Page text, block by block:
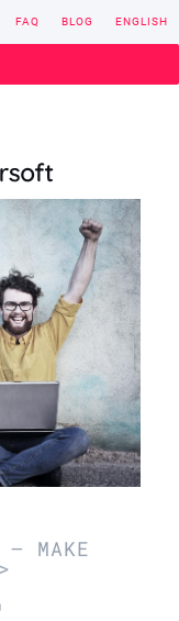
FAQ BLOG ENGLISH
– MAKE